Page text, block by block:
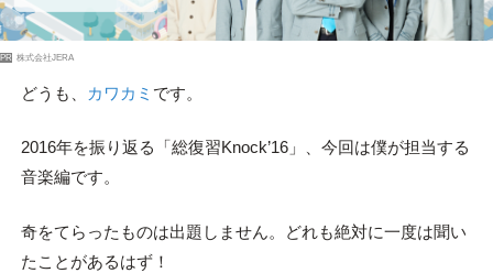
PR 株式会社JERA
どうも、 カワカミ です。
2016年を振り返る「総復習Knock’16」、今回は僕が担当する
音楽編です。
奇をてらったものは出題しません。どれも絶対に一度は聞い
たことがあるはず！